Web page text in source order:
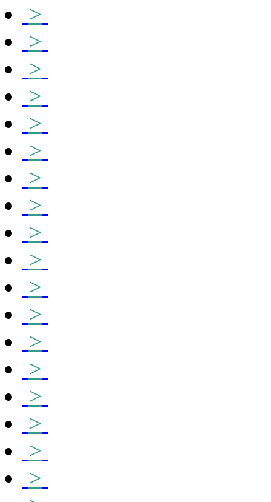
>
>
>
>
>
>
>
>
>
>
>
>
>
>
>
>
>
>